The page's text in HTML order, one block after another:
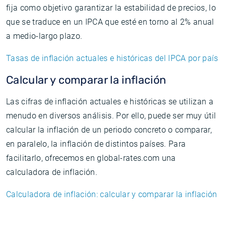
fija como objetivo garantizar la estabilidad de precios, lo
que se traduce en un IPCA que esté en torno al 2% anual
a medio-largo plazo.
Tasas de inflación actuales e históricas del IPCA por país
Calcular y comparar la inflación
Las cifras de inflación actuales e históricas se utilizan a
menudo en diversos análisis. Por ello, puede ser muy útil
calcular la inflación de un periodo concreto o comparar,
en paralelo, la inflación de distintos países. Para
facilitarlo, ofrecemos en global-rates.com una
calculadora de inflación.
Calculadora de inflación: calcular y comparar la inflación